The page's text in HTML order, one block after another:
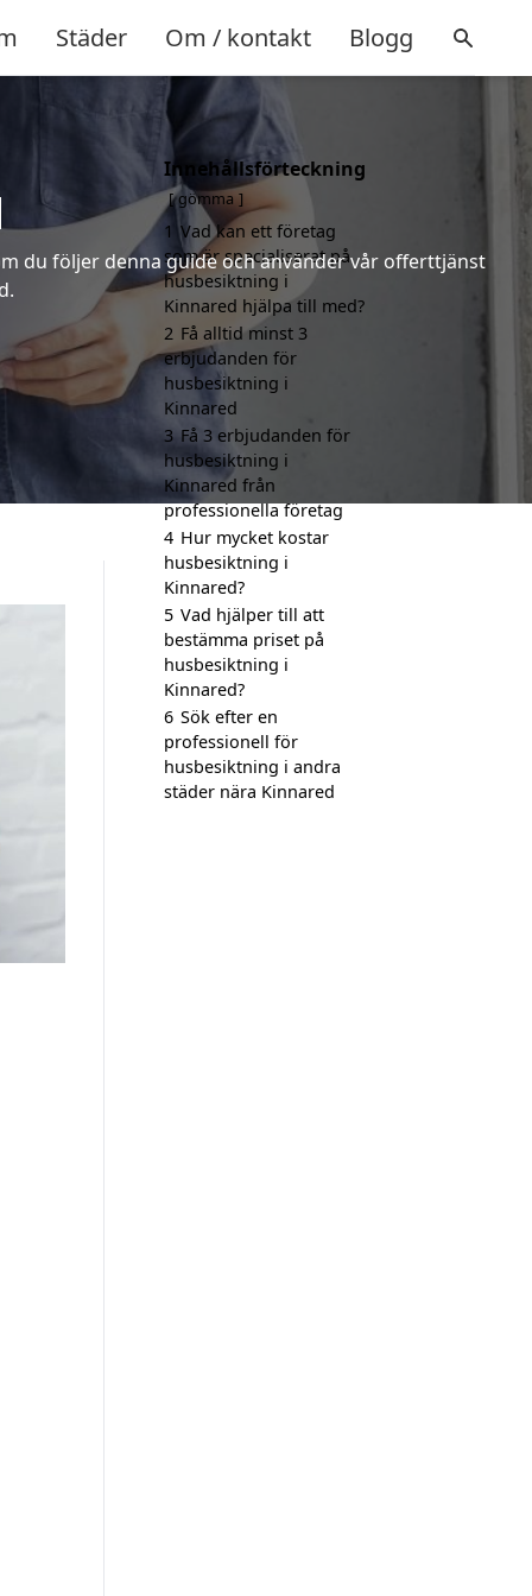
Städer Om / kontakt Blogg
du följer denna guide och använder vår offerttjänst
Innehållsförteckning
gömma
1 Vad kan ett företag
som är specialiserat på
husbesiktning i
Kinnared hjälpa till med?
2 Få alltid minst 3
erbjudanden för
husbesiktning i
Kinnared
3 Få 3 erbjudanden för
husbesiktning i
Kinnared från
professionella företag
4 Hur mycket kostar
husbesiktning i
Kinnared?
5 Vad hjälper till att
bestämma priset på
husbesiktning i
Kinnared?
6 Sök efter en
professionell för
husbesiktning i andra
städer nära Kinnared